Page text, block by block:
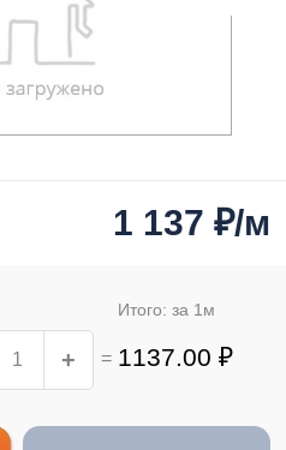
1 137 ₽/м
+ =
Итого: за 1 м
1137.00 ₽